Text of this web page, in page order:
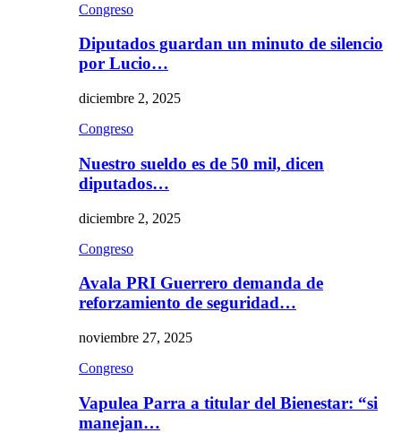
Congreso
Diputados guardan un minuto de silencio
por Lucio…
diciembre 2, 2025
Congreso
Nuestro sueldo es de 50 mil, dicen
diputados…
diciembre 2, 2025
Congreso
Avala PRI Guerrero demanda de
reforzamiento de seguridad…
noviembre 27, 2025
Congreso
Vapulea Parra a titular del Bienestar: “si
manejan…